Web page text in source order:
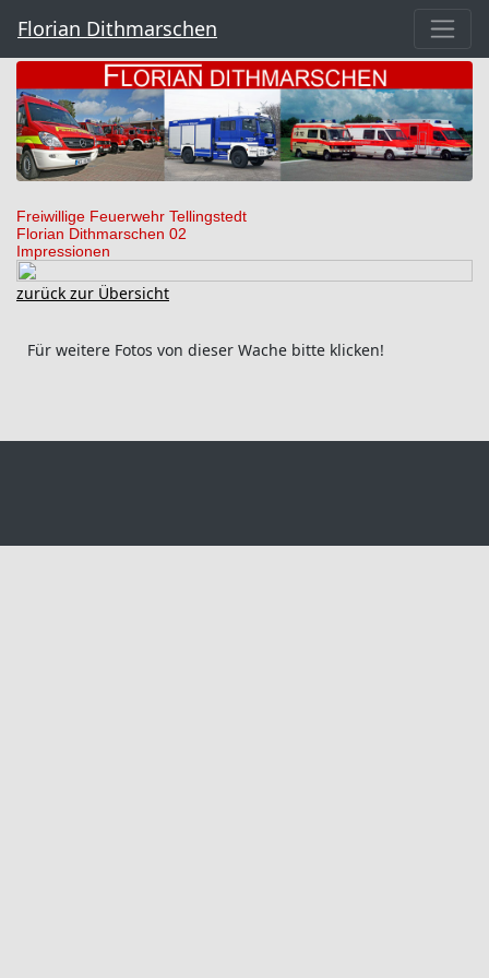
Florian Dithmarschen
Freiwillige Feuerwehr Tellingstedt
Florian Dithmarschen 02
Impressionen
zurück zur Übersicht
Für weitere Fotos von dieser Wache bitte klicken!